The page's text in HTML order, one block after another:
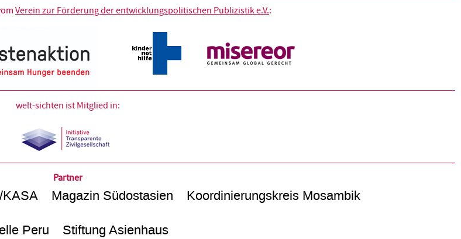
Verein zur Förderung der entwicklungspolitischen Publizistik e.V.:
welt-sichten ist Mitglied in:
Partner
Magazin Südostasien Koordinierungskreis Mosambik
Peru Stiftung Asienhaus